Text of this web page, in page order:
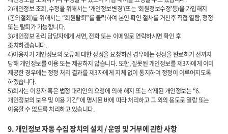
2)개인정보 조회, 수정을 위해서는 ‘개인정보변경’(또는 ‘회원정보수정’등)을 가입해지
(동의철회)를 위해서는 “회원탈퇴”를 클릭하여 본인 확인 절차를 거친후 직접 열람, 정정
또는 탈퇴가 가능합니다.
3)개인정보 관리 담당자에게 서면, 전화 또는 이메일로 연락하시면 확인 후
조치하겠습니다.
4)이용자가 개인정보의 오류에 대한 정정을 요청하신 경우에는 정정을 완료하기 전까지
당해 개인정보를 이용 또는 제공하지 않습니다. 또한, 잘못된 개인정보를 제3자에게 이미
제공한 경우에는 정정 처리 결과를 제3자에게 지체 없이 통지하여 정정이 이루어지도록
하겠습니다.
5)회사는 이용자 혹은 법정 대리인의 요청에 의해 해지 또는 삭제된 개인정보는 “6.
개인정보의 보유 및 이용 기간”에 명시된 바에 따라 처리하고 그 외의 용도로 열람 또는
이용할 수 없도록 처리하고 있습니다.
9. 개인정보 자동 수집 장치의 설치 / 운영 및 거부에 관한 사항